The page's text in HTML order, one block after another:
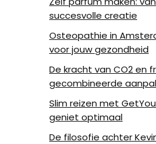
succesvolle creatie
Osteopathie in
voor jouw gezondheid
De kracht van CO2 en
gecombineerde
Slim reizen met
geniet optimaal
De filosofie achter